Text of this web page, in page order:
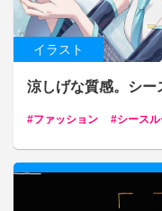
イラスト
涼しげな質感。シー
ファッション シース